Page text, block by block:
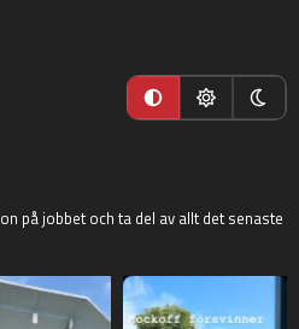
på jobbet och ta del av allt det senaste